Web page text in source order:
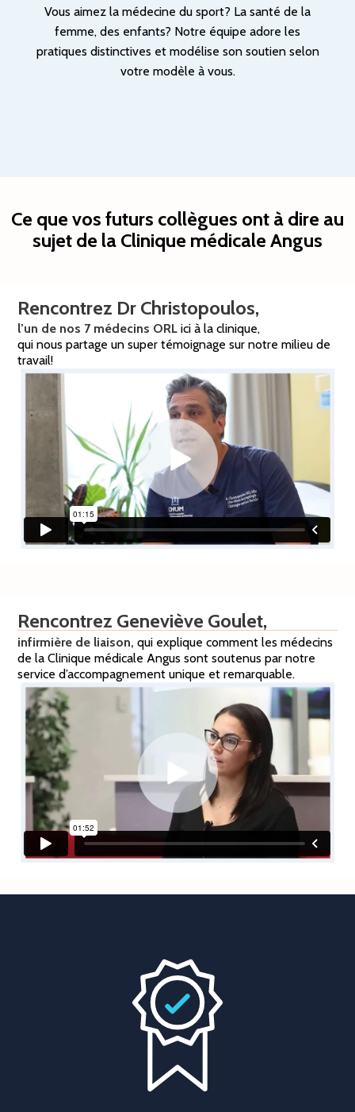
Vous aimez la médecine du sport? La santé de la
femme, des enfants? Notre équipe adore les
pratiques distinctives et modélise son soutien selon
votre modèle à vous.
Ce que vos futurs collègues ont à dire au
sujet de la Clinique médicale Angus
Rencontrez Dr Christopoulos,
l’un de nos 7 médecins ORL ici à la clinique,
qui nous partage un super témoignage sur notre milieu de
travail!
Rencontrez Geneviève Goulet,
infirmière de liaison,qui explique comment les médecins
de la Clinique médicale Angus sont soutenus par notre
service d’accompagnement unique et remarquable.